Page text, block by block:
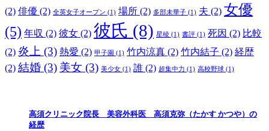
(2) 俳優 (2) 全英女子オープン (1) 場所 (2) 多部未華子 (1) 夫 (2) 女優
(5) 年収 (2) 彼女 (2) 彼氏 (8) 星稜 (1) 書評 (1) 死因 (2) 比較
(2) 炎上 (3) 熱愛 (2) 甲子園 (1) 竹内涼真 (2) 竹内結子 (2) 経歴
(2) 結婚 (3) 美女 (3) 美少女 (1) 誰 (2) 超集中力 (1) 高校野球 (1)
高須クリニック院長 美容外科医 高須克弥（たかす かつや）の
経歴